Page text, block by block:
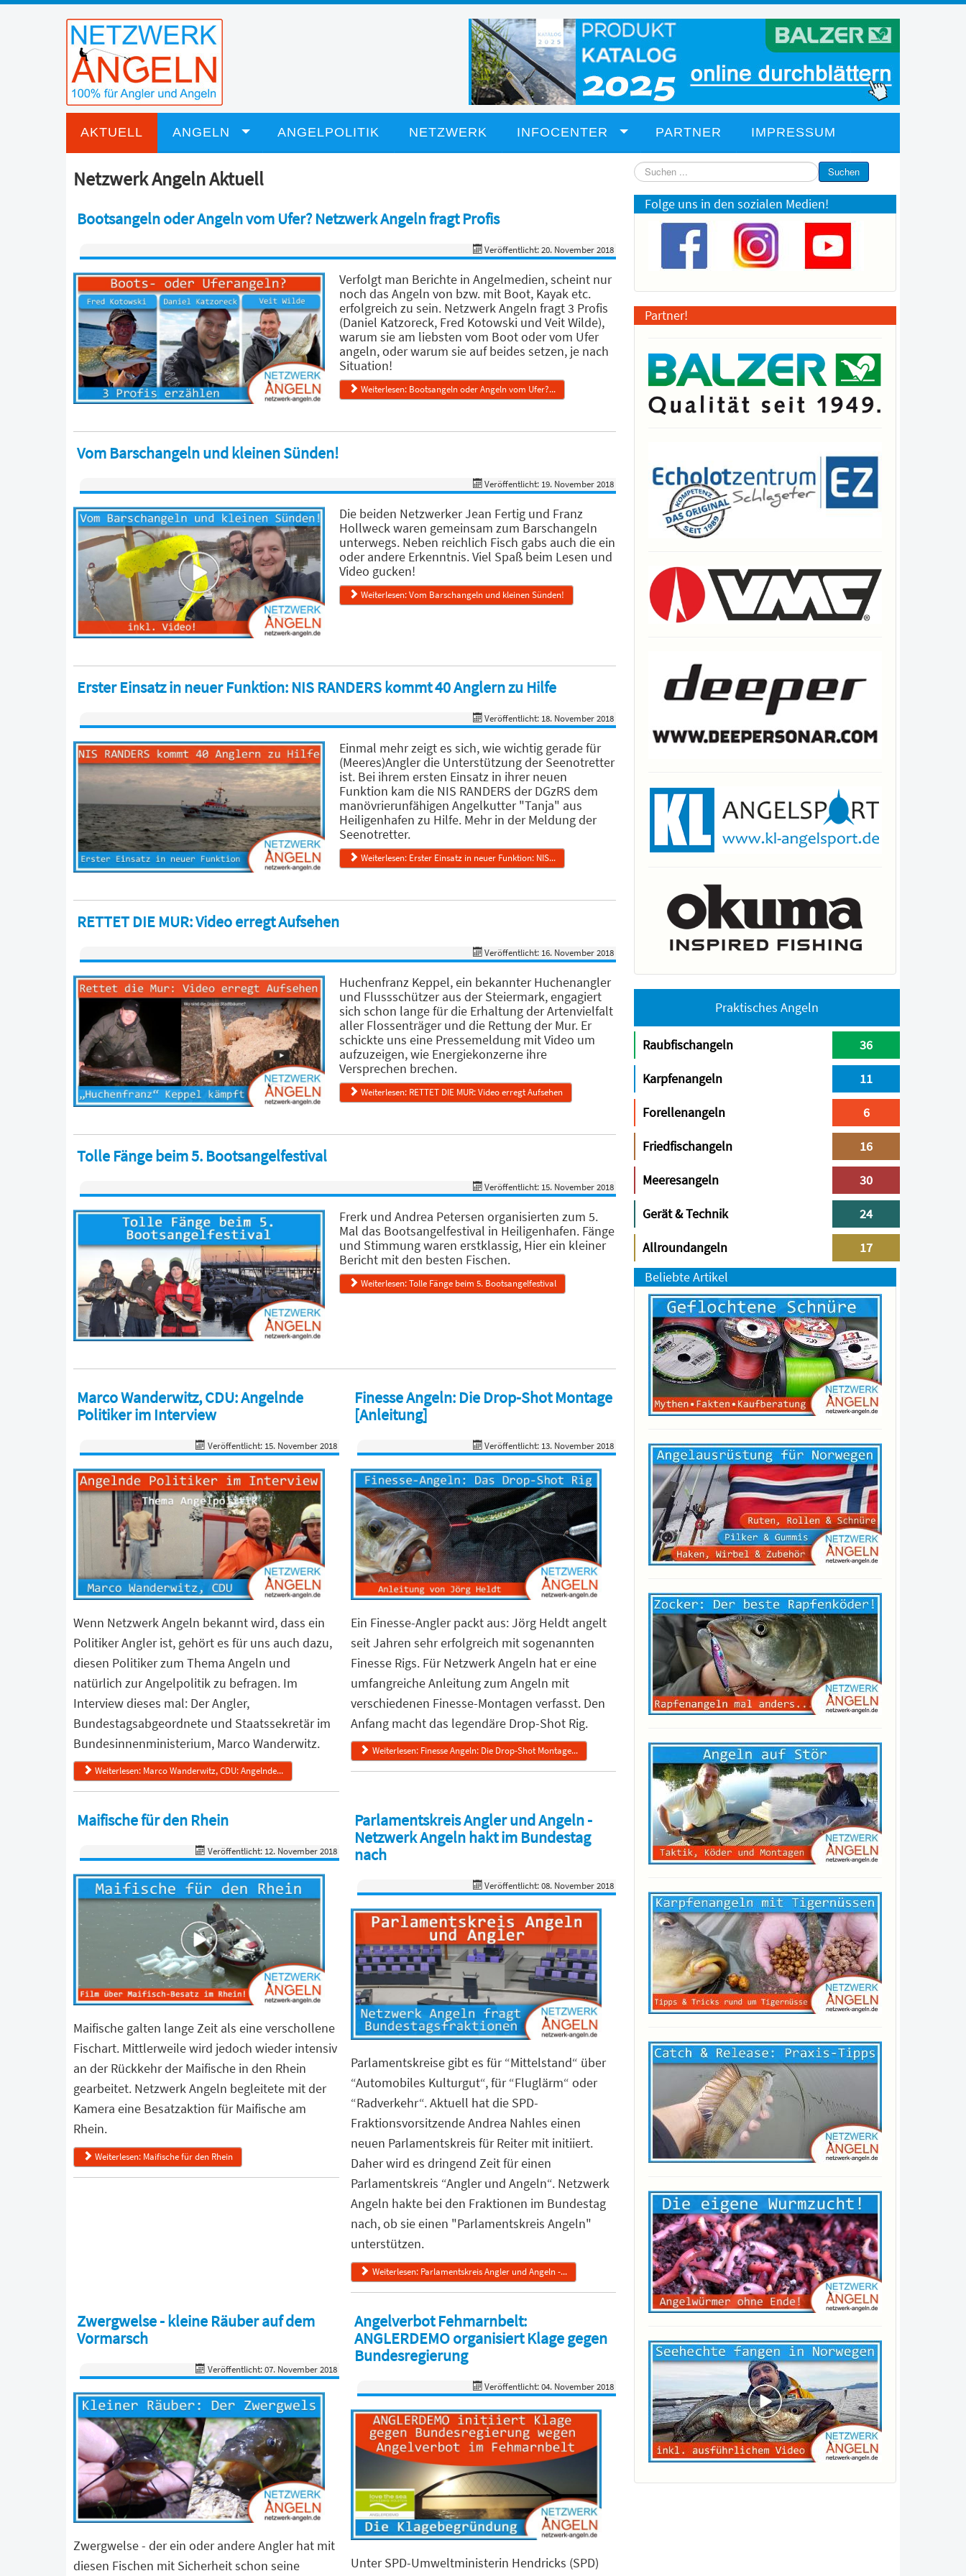
AKTUELL ANGELN ANGELPOLITIK NETZWERK INFOCENTER PARTNER IMPRESSUM
Netzwerk Angeln Aktuell
Bootsangeln oder Angeln vom Ufer? Netzwerk Angeln fragt Profis
Veröffentlicht: 20. November 2018
Verfolgt man Berichte in Angelmedien, scheint nur
noch das Angeln von bzw. mit Boot, Kayak etc.
erfolgreich zu sein. Netzwerk Angeln fragt 3 Profis
(Daniel Katzoreck, Fred Kotowski und Veit Wilde),
warum sie am liebsten vom Boot oder vom Ufer
angeln, oder warum sie auf beides setzen, je nach
Situation!
Weiterlesen: Bootsangeln oder Angeln vom Ufer?...
Vom Barschangeln und kleinen Sünden!
Veröffentlicht: 19. November 2018
Die beiden Netzwerker Jean Fertig und Franz
Hollweck waren gemeinsam zum Barschangeln
unterwegs. Neben reichlich Fisch gabs auch die ein
oder andere Erkenntnis. Viel Spaß beim Lesen und
Video gucken!
Weiterlesen: Vom Barschangeln und kleinen Sünden!
Erster Einsatz in neuer Funktion: NIS RANDERS kommt 40 Anglern zu Hilfe
Veröffentlicht: 18. November 2018
Einmal mehr zeigt es sich, wie wichtig gerade für
(Meeres)Angler die Unterstützung der Seenotretter
ist. Bei ihrem ersten Einsatz in ihrer neuen
Funktion kam die NIS RANDERS der DGzRS dem
manövrierunfähigen Angelkutter "Tanja" aus
Heiligenhafen zu Hilfe. Mehr in der Meldung der
Seenotretter.
Weiterlesen: Erster Einsatz in neuer Funktion: NIS...
RETTET DIE MUR: Video erregt Aufsehen
Veröffentlicht: 16. November 2018
Huchenfranz Keppel, ein bekannter Huchenangler
und Flussschützer aus der Steiermark, engagiert
sich schon lange für die Erhaltung der Artenvielfalt
aller Flossenträger und die Rettung der Mur. Er
schickte uns eine Pressemeldung mit Video um
aufzuzeigen, wie Energiekonzerne ihre
Versprechen brechen.
Weiterlesen: RETTET DIE MUR: Video erregt Aufsehen
Tolle Fänge beim 5. Bootsangelfestival
Veröffentlicht: 15. November 2018
Frerk und Andrea Petersen organisierten zum 5.
Mal das Bootsangelfestival in Heiligenhafen. Fänge
und Stimmung waren erstklassig, Hier ein kleiner
Bericht mit den besten Fischen.
Weiterlesen: Tolle Fänge beim 5. Bootsangelfestival
Marco Wanderwitz, CDU: Angelnde
Politiker im Interview
Veröffentlicht: 15. November 2018
Wenn Netzwerk Angeln bekannt wird, dass ein
Politiker Angler ist, gehört es für uns auch dazu,
diesen Politiker zum Thema Angeln und
natürlich zur Angelpolitik zu befragen. Im
Interview dieses mal: Der Angler,
Bundestagsabgeordnete und Staatssekretär im
Bundesinnenministerium, Marco Wanderwitz.
Weiterlesen: Marco Wanderwitz, CDU: Angelnde...
Finesse Angeln: Die Drop-Shot Montage
[Anleitung]
Veröffentlicht: 13. November 2018
Ein Finesse-Angler packt aus: Jörg Heldt angelt
seit Jahren sehr erfolgreich mit sogenannten
Finesse Rigs. Für Netzwerk Angeln hat er eine
umfangreiche Anleitung zum Angeln mit
verschiedenen Finesse-Montagen verfasst. Den
Anfang macht das legendäre Drop-Shot Rig.
Weiterlesen: Finesse Angeln: Die Drop-Shot Montage...
Maifische für den Rhein
Veröffentlicht: 12. November 2018
Maifische galten lange Zeit als eine verschollene
Fischart. Mittlerweile wird jedoch wieder intensiv
an der Rückkehr der Maifische in den Rhein
gearbeitet. Netzwerk Angeln begleitete mit der
Kamera eine Besatzaktion für Maifische am
Rhein.
Weiterlesen: Maifische für den Rhein
Parlamentskreis Angler und Angeln -
Netzwerk Angeln hakt im Bundestag
nach
Veröffentlicht: 08. November 2018
Parlamentskreise gibt es für “Mittelstand“ über
“Automobiles Kulturgut“, für “Fluglärm“ oder
“Radverkehr“. Aktuell hat die SPD-
Fraktionsvorsitzende Andrea Nahles einen
neuen Parlamentskreis für Reiter mit initiiert.
Daher wird es dringend Zeit für einen
Parlamentskreis “Angler und Angeln“. Netzwerk
Angeln hakte bei den Fraktionen im Bundestag
nach, ob sie einen "Parlamentskreis Angeln"
unterstützen.
Weiterlesen: Parlamentskreis Angler und Angeln -...
Zwergwelse - kleine Räuber auf dem
Vormarsch
Veröffentlicht: 07. November 2018
Zwergwelse - der ein oder andere Angler hat mit
diesen Fischen mit Sicherheit schon seine
Angelverbot Fehmarnbelt:
ANGLERDEMO organisiert Klage gegen
Bundesregierung
Veröffentlicht: 04. November 2018
Unter SPD-Umweltministerin Hendricks (SPD)
Suchen
...
Suchen
Folge uns in den sozialen Medien!
Partner!
Praktisches Angeln
Raubfischangeln 36
Karpfenangeln 11
Forellenangeln 6
Friedfischangeln 16
Meeresangeln 30
Gerät & Technik 24
Allroundangeln
17
Beliebte Artikel